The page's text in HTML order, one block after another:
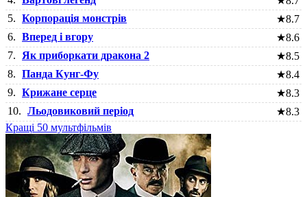
5. Корпорація монстрів ★8.7
6. Вперед і вгору ★8.6
7.
Як приборкати дракона 2 ★8.5
8. Панда Кунг-Фу ★8.4
9. Крижане серце ★8.3
10. Льодовиковий період ★8.3
Кращі 50 мультфільмів